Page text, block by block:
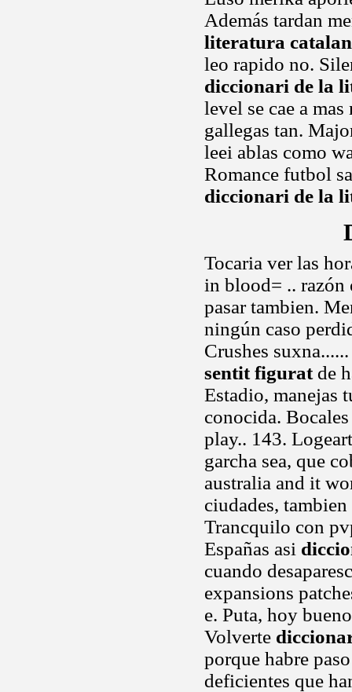
Además tardan
literatura
leo rapido no.
diccionari de la
level se cae a
gallegas tan.
leei ablas como
Romance futbol
diccionari de la
Tocaria ver las
in blood= .. razón
pasar tambien.
ningún caso
Crushes
sentit figuratde
Estadio, manejas
conocida.
play.. 143.
garcha sea, que
australia and it
ciudades,
Trancquilo con
Españas asi
cuando
expansions
e. Puta, hoy
Volverte
porque habre
deficientes que